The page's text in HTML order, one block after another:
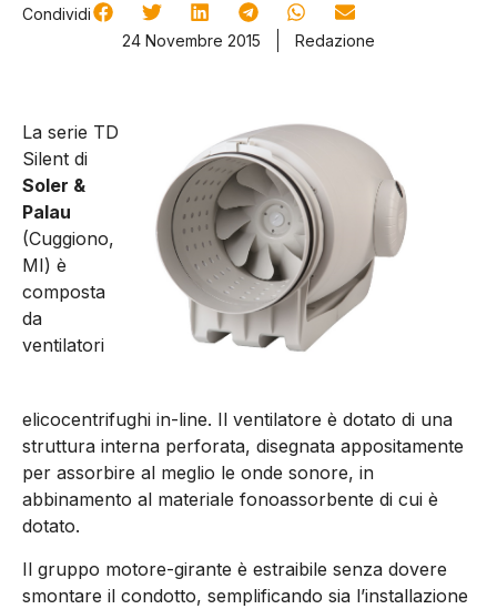
Condividi
24 Novembre 2015
Redazione
La serie TD
Silent di
Soler &
Palau
(Cuggiono,
MI) è
composta
da
ventilatori
elicocentrifughi in-line. Il ventilatore è dotato di una
struttura interna perforata, disegnata appositamente
per assorbire al meglio le onde sonore, in
abbinamento al materiale fonoassorbente di cui è
dotato.
Il gruppo motore-girante è estraibile senza dovere
smontare il condotto, semplificando sia l’installazione